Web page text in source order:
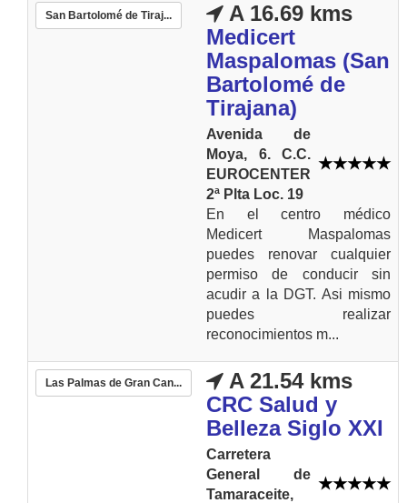
San Bartolomé de Tiraj...
A 16.69 kms
Medicert
Maspalomas (San
Bartolomé de
Tirajana)
Avenida de
Moya, 6. C.C.
EUROCENTER
2ª Plta Loc. 19
En el centro médico
Medicert Maspalomas
puedes renovar cualquier
permiso de conducir sin
acudir a la DGT. Asi mismo
puedes realizar
reconocimientos m...
Las Palmas de Gran Can...
A 21.54 kms
CRC Salud y
Belleza Siglo XXI
Carretera
General de
Tamaraceite,